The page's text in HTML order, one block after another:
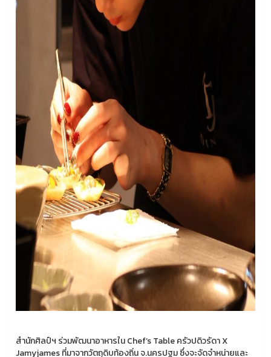
สำนักศิลป์ฯ ร่วมพัฒนาอาหารใน Chef’s Table ครัวปดิวรัดา X
Jamyjames ที่มาจากวัตถุดิบท้องถิ่น จ.นครปฐม ซึ่งจะจัดจำหน่ายและ